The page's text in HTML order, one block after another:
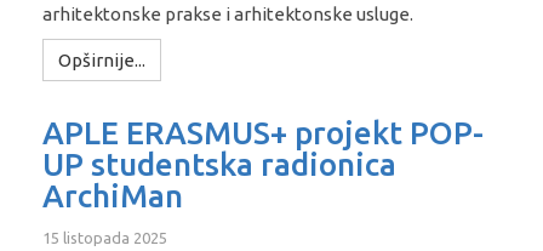
arhitektonske prakse i arhitektonske usluge.
Opširnije...
APLE ERASMUS+ projekt POP-
UP studentska radionica
ArchiMan
15 listopada 2025